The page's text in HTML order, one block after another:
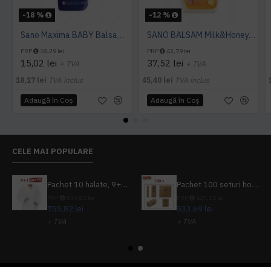
-18 %
Sano Maxima BABY Balsam Super Concentrat 1L
PRP 18,29 lei
15,02 lei + TVA
18,17 lei TVA inclus
Adaugă în Coş
-12 %
SANO BALSAM Milk&Honey, 4L
PRP 42,79 lei
37,52 lei + TVA
45,40 lei TVA inclus
Adaugă în Coş
CELE MAI POPULARE
Pachet 10 halate, 9+1 gratuit
755,82 lei
+ TVA
Pachet 100 seturi hoteliere, set dentar, set barbierit, casca de dus, pila unghii, set cusut
533,69 lei
+ TVA